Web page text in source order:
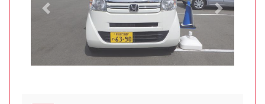
Previous Next